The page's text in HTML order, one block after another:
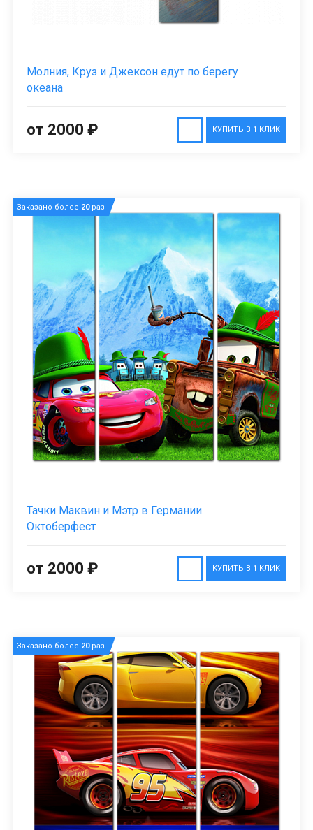
Молния, Круз и Джексон едут по берегу
океана
КУПИТЬ В 1 КЛИК
от 2000 ₽
Заказано более 20раз
Тачки Маквин и Мэтр в Германии.
Октоберфест
КУПИТЬ В 1 КЛИК
от 2000 ₽
Заказано более 20раз